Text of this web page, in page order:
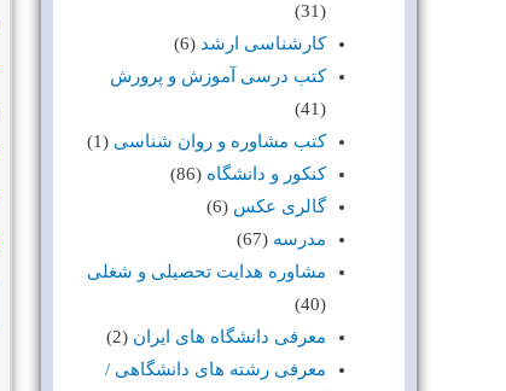
(31)
کارشناسی ارشد (6)
کتب درسی آموزش و پرورش
(41)
کتب مشاوره و روان شناسی (1)
کنکور و دانشگاه (86)
گالری عکس (6)
مدرسه (67)
مشاوره هدایت تحصیلی و شغلی
(40)
معرفی دانشگاه های ایران (2)
معرفی رشته های دانشگاهی /